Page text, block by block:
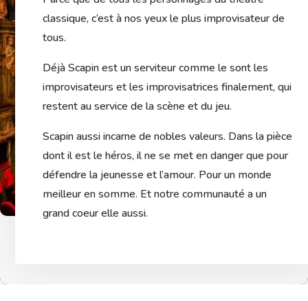
classique, c’est à nos yeux le plus improvisateur de
tous.
Déjà Scapin est un serviteur comme le sont les
improvisateurs et les improvisatrices finalement, qui
restent au service de la scène et du jeu.
Scapin aussi incarne de nobles valeurs. Dans la pièce
dont il est le héros, il ne se met en danger que pour
défendre la jeunesse et l’amour. Pour un monde
meilleur en somme. Et notre communauté a un
grand coeur elle aussi.